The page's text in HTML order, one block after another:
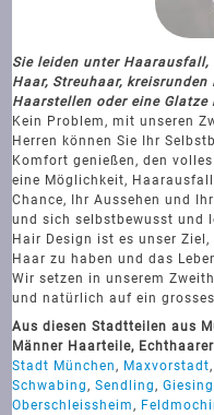
Sie leiden unter
Haar, Streuhaar,
Haarstellen oder eine Glatze
Kein Problem, mit unseren
Herren können Sie Ihr
Komfort genießen, den
eine Möglichkeit,
Chance, Ihr Aussehen und
und sich selbstbewusst und
Hair Design ist es unser
Haar zu haben und das
Wir setzen in unserem
und natürlich auf ein
Aus diesen Stadtteilen aus
Männer Haarteile,
Stadt München, Maxvorstadt
Schwabing,Sendling,Giesing
Oberschleissheim,